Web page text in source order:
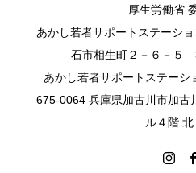
厚生労働省
あかし若者サポートステーシ
石市相生町２－６－５
あかし若者サポートステー
675-0064 兵庫県加古川市加
ル４階 北